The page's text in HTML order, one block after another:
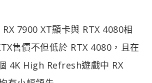
RX 7900 XT顯卡與 RTX 4080相
售價不但低於 RTX 4080，且在
4K High Refresh遊戲中 RX